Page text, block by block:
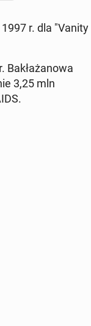
r. dla "Vanity
Ba­kła­ża­no­wa
3,25 mln